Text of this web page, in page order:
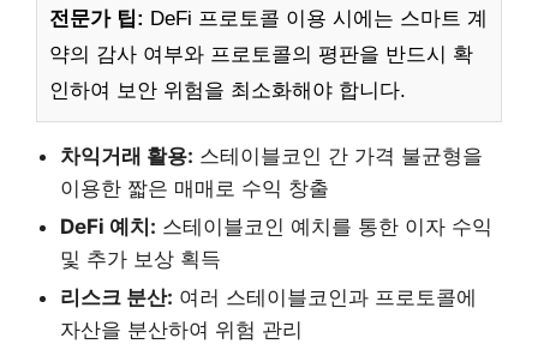
전문가 팁: DeFi 프로토콜 이용 시에는 스마트 계
약의 감사 여부와 프로토콜의 평판을 반드시 확
인하여 보안 위험을 최소화해야 합니다.
차익거래 활용: 스테이블코인 간 가격 불균형을
이용한 짧은 매매로 수익 창출
DeFi 예치: 스테이블코인 예치를 통한 이자 수익
및 추가 보상 획득
리스크 분산: 여러 스테이블코인과 프로토콜에
자산을 분산하여 위험 관리